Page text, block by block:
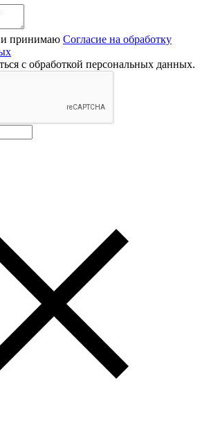
и принимаю Согласие на обработку
с обработкой персональных данных.